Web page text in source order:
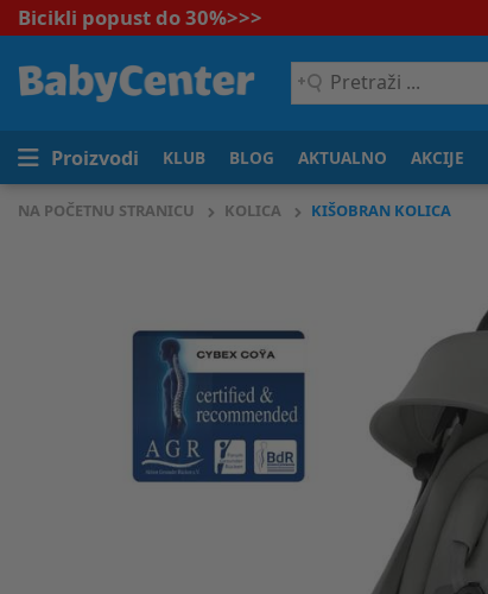
Bicikli popust do 30%>>>
Pretraži
...
Proizvodi KLUB BLOG AKTUALNO AKCIJE
NA POČETNU STRANICU KOLICA KIŠOBRAN KOLICA